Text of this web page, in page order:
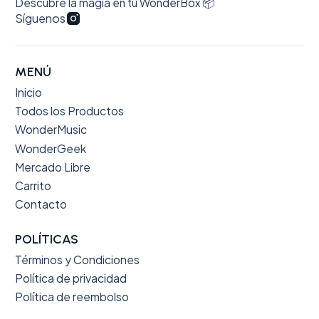
Síguenos
MENÚ
Inicio
Todos los Productos
WonderMusic
WonderGeek
Mercado Libre
Carrito
Contacto
POLÍTICAS
Términos y Condiciones
Política de privacidad
Política de reembolso